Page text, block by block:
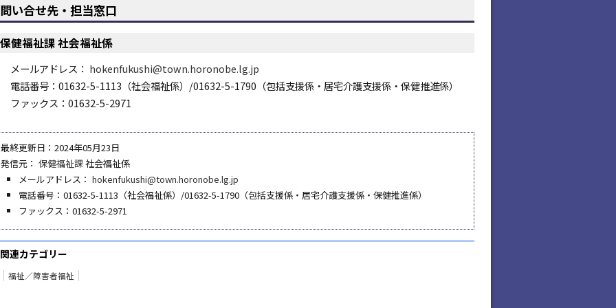
問い合せ先・担当窓口
保健福祉課 社会福祉係
メールアドレス： hokenfukushi@town.horonobe.lg.jp
電話番号：01632-5-1113（社会福祉係）/01632-5-1790（包括支援係・居宅介護支援係・保健推進係）
ファックス：01632-5-2971
最終更新日：2024年05月23日
発信元： 保健福祉課社会福祉係
メールアドレス： hokenfukushi@town.horonobe.lg.jp
電話番号：01632-5-1113（社会福祉係）/01632-5-1790（包括支援係・居宅介護支援係・保健推進係）
ファックス：01632-5-2971
関連カテゴリー
福祉／障害者福祉